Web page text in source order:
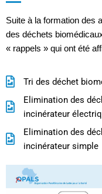
Suite à la formation des
des déchets
« rappels » qui ont été
Tri des déchet
Elimination des
incinérateur
Elimination des
incinérateur simple